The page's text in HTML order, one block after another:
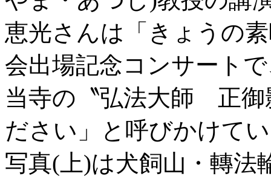
恵光さんは「きょうの
会出場記念コンサート
当寺の〝弘法大師 正御
ださい」と呼びかけて
写真(上)は犬飼山・轉法